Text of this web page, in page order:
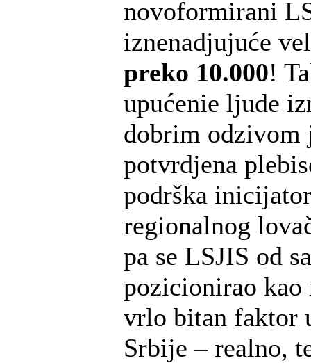
novoformirani
iznenadjujuće
preko 10.000!
upućenie ljude
dobrim odzivom
potvrdjena
podrška
regionalnog
pa se LSJIS od
pozicionirao kao
vrlo bitan faktor
Srbije – realno,